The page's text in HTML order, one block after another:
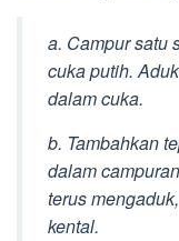
a. Campur satu
cuka putih.
dalam cuka.
b. Tambahkan
dalam
terus
kental.